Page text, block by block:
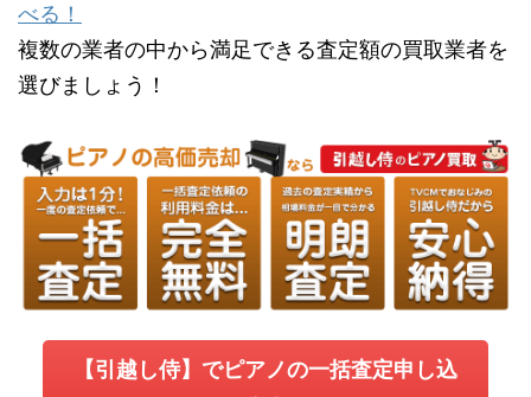
べる！
複数の業者の中から満足できる査定額の買取業者を
選びましょう！
【引越し侍】でピアノの一括査定申し込